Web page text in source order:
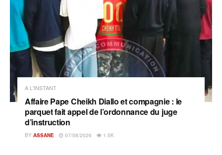
A L'INSTANT
Affaire Pape Cheikh Diallo et compagnie : le
parquet fait appel de l’ordonnance du juge
d’instruction
BY ASSANE 07/08/2026 1.5K